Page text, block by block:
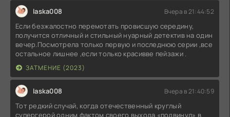
laska008 Вчера в 21:44:52
Если безжалостно перемотать провисшую середину,
получится отличный и стильный нуарный детектив на один
вечер.Посмотрела только первую и последнюю серии ,все
остальное лишнее ,если только красивве пейзажи .
ЗАТМЕНИЕ (2023)
laska008 Вчера в 21:40:59
Тот редкий случай, когда отечественный круглый
супергерой одним фактом своего выхода «подвинул» в